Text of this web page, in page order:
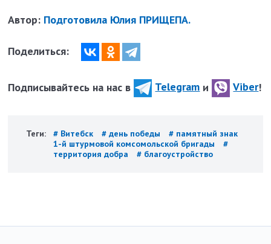
Автор: Подготовила Юлия ПРИЩЕПА.
Поделиться:
Подписывайтесь на нас в Telegram и Viber!
Теги: # Витебск # день победы
# памятный знак
1-й штурмовой комсомольской бригады
#
территория добра
# благоустройство